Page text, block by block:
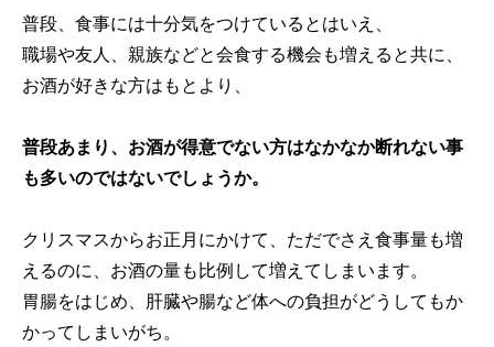
普段、食事には十分気をつけているとはいえ、
職場や友人、親族などと会食する機会も増えると共に、
お酒が好きな方はもとより、
普段あまり、お酒が得意でない方はなかなか断れない事
も多いのではないでしょうか。
クリスマスからお正月にかけて、ただでさえ食事量も増
えるのに、お酒の量も比例して増えてしまいます。
胃腸をはじめ、肝臓や腸など体への負担がどうしてもか
かってしまいがち。